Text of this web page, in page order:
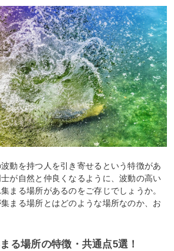
動を持つ人を引き寄せるという特徴があ
が自然と仲良くなるように、波動の高い
まる場所があるのをご存じでしょうか。
まる場所とはどのような場所なのか、お
る場所の特徴・共通点5選！